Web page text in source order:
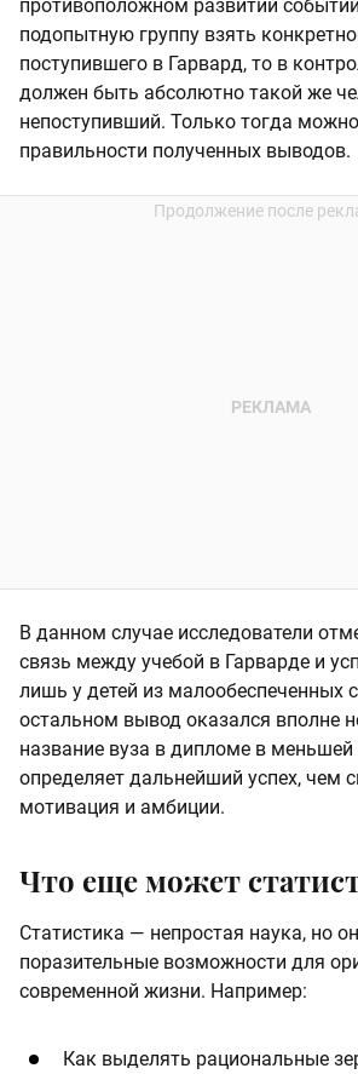
противоположном развитии
подопытную группу взять
поступившего в Гарвард, то в
должен быть абсолютно такой же
непоступивший. Только тогда
правильности полученных выводов.
В данном случае исследователи
связь между учебой в Гарварде и
лишь у детей из малообеспеченных
остальном вывод оказался вполне
название вуза в дипломе в меньшей
определяет дальнейший успех, чем
мотивация и амбиции.
Что еще может
Статистика — непростая наука, но
поразительные возможности для
современной жизни. Например:
Как выделять рациональные